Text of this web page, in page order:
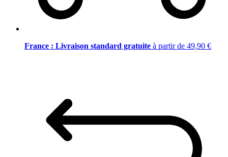
France : Livraison standard gratuite à partir de 49,90 €